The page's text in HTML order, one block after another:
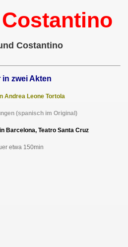
Costantino
in zwei Akten
Andrea Leone Tortola
(spanisch im Original)
Barcelona, Teatro Santa Cruz
etwa 150min